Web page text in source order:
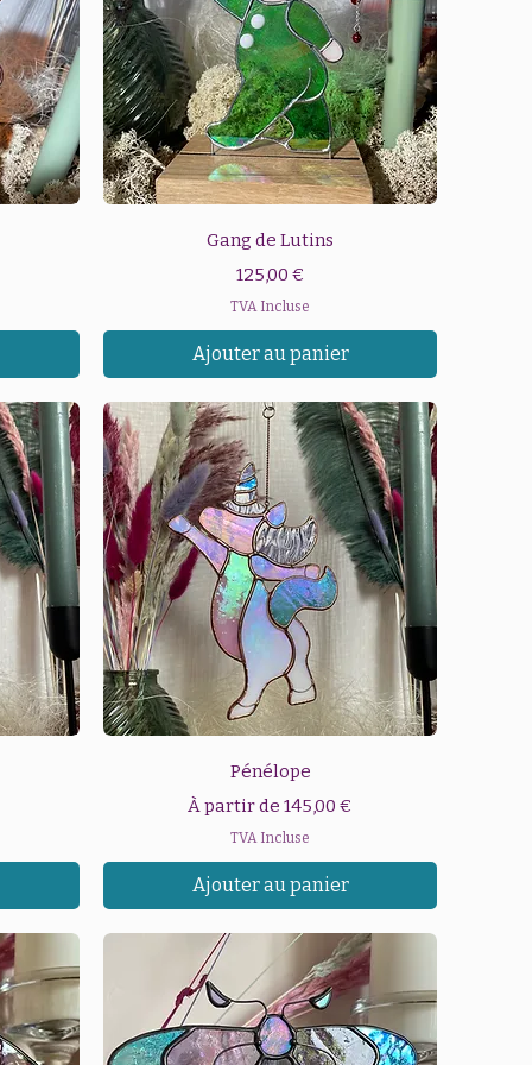
Aperçu rapide
Gang de Lutins
Prix
125,00 €
TVA Incluse
Ajouter au panier
Aperçu rapide
Pénélope
À partir de 145,00 €
Prix promotionnel
TVA Incluse
Ajouter au panier